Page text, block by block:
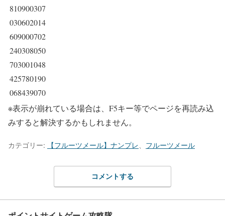
810900307
030602014
609000702
240308050
703001048
425780190
068439070
※表示が崩れている場合は、F5キー等でページを再読み込
みすると解決するかもしれません。
カテゴリー: 【フルーツメール】ナンプレ フルーツメール
コメントする